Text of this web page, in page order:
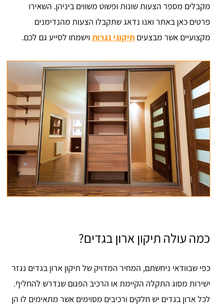
מקבלים מספר הצעות שונות ופשוט משווים ביניהן. השאירו
פרטים כאן באתר ואנו נדאג שתקבלו הצעות מהנדימנים
מקצועיים אשר מבצעים תיקוני נגרות וישמחו לסייע גם לכם.
כמה עולה תיקון ארון בגדים?
כפי שבוודאי ניחשתם, המחיר המדויק של תיקון ארון בגדים נגזר
ישירות מסוג התקלה הקיימת או הרכיב הפגום שנדרש להחליף.
לכל ארון בגדים יש חלקים ורכיבים מסוימים אשר מתאימים לו הן